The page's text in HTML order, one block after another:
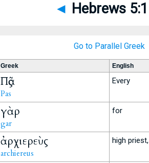
◄ Hebrews 5:1
Go to Parallel Greek
Greek English
Πᾶς
Pas
Every
γὰρ
gar
for
ἀρχιερεὺς
archiereus
high priest,